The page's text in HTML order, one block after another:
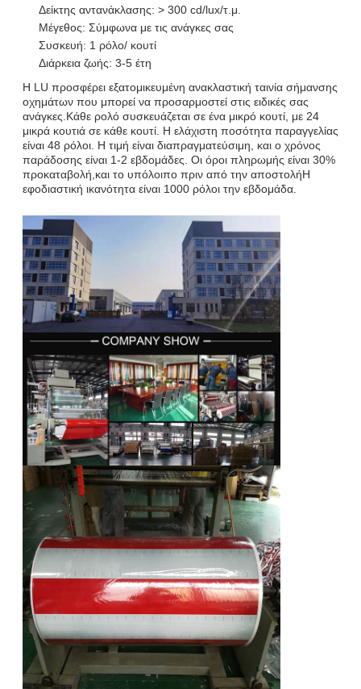
Δείκτης αντανάκλασης: > 300 cd/lux/τ.μ.
Μέγεθος: Σύμφωνα με τις ανάγκες σας
Συσκευή: 1 ρόλο/ κουτί
Διάρκεια ζωής: 3-5 έτη
Η LU προσφέρει εξατομικευμένη ανακλαστική ταινία σήμανσης
οχημάτων που μπορεί να προσαρμοστεί στις ειδικές σας
ανάγκες.Κάθε ρολό συσκευάζεται σε ένα μικρό κουτί, με 24
μικρά κουτιά σε κάθε κουτί. Η ελάχιστη ποσότητα παραγγελίας
είναι 48 ρόλοι. Η τιμή είναι διαπραγματεύσιμη, και ο χρόνος
παράδοσης είναι 1-2 εβδομάδες. Οι όροι πληρωμής είναι 30%
προκαταβολή,και το υπόλοιπο πριν από την αποστολήΗ
εφοδιαστική ικανότητα είναι 1000 ρόλοι την εβδομάδα.